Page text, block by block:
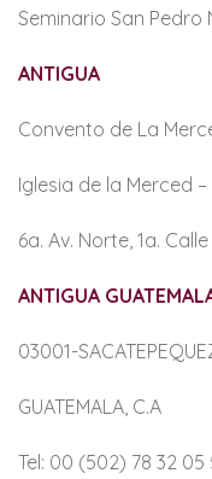
Seminario San Pedro
ANTIGUA
Convento de La
Iglesia de la Merced
6a. Av. Norte, 1a.
ANTIGUA
03001-
GUATEMALA, C.A
Tel: 00 (502) 78 32 05